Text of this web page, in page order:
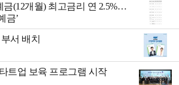
금(12개월) 최고금리 연 2.5%…
금’
서 배치
트업 보육 프로그램 시작